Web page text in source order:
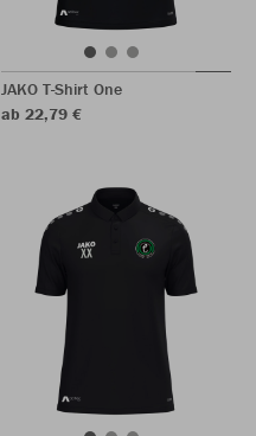
JAKO T-Shirt One
ab 22,79 €